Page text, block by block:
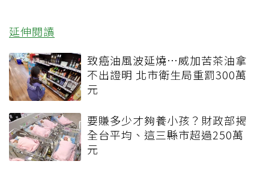
延伸閱讀
致癌油風波延燒…威加苦茶油拿
不出證明 北市衛生局重罰300萬
元
要賺多少才夠養小孩？財政部揭
全台平均、這三縣市超過250萬
元